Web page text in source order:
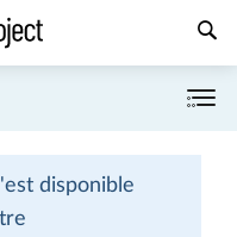
disponible